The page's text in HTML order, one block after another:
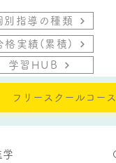
別指導の種類
格実績(累積)
学習HUB
フリースクールコース
学